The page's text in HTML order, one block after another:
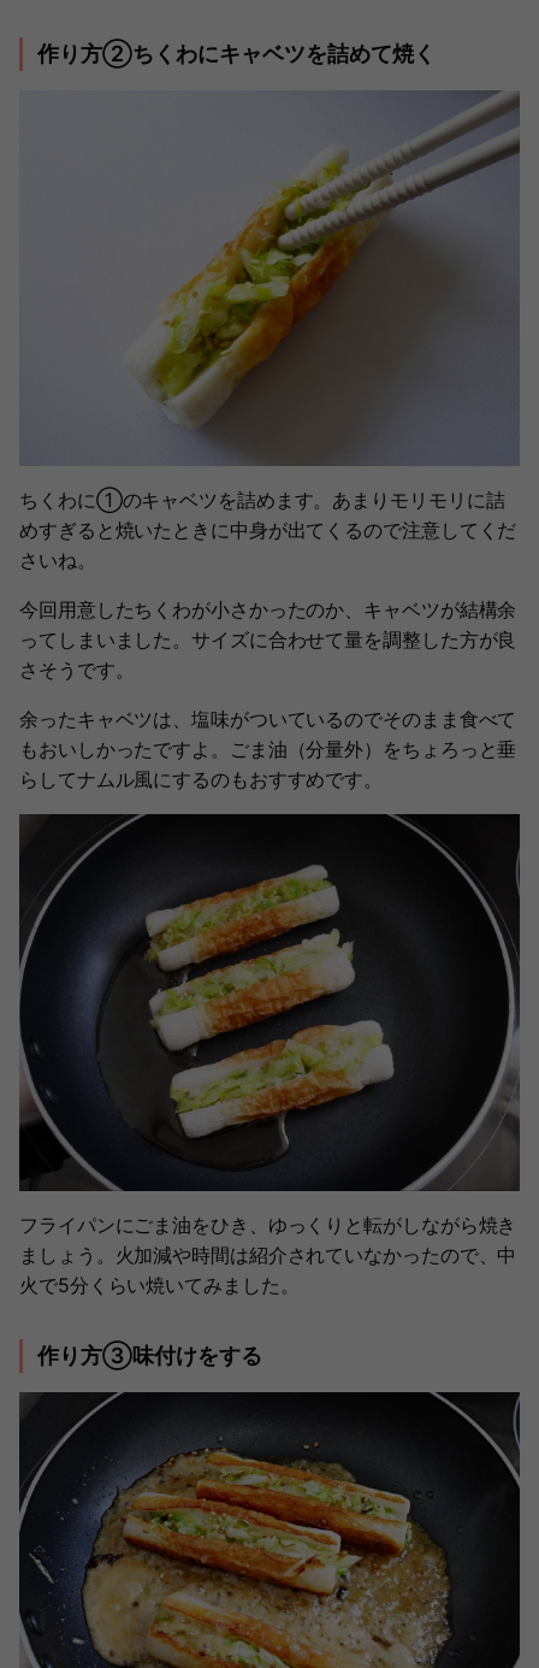
作り方②ちくわにキャベツを詰めて焼く
ちくわに①のキャベツを詰めます。あまりモリモリに詰
めすぎると焼いたときに中身が出てくるので注意してくだ
さいね。
今回用意したちくわが小さかったのか、キャベツが結構余
ってしまいました。サイズに合わせて量を調整した方が良
さそうです。
余ったキャベツは、塩味がついているのでそのまま食べて
もおいしかったですよ。ごま油（分量外）をちょろっと垂
らしてナムル風にするのもおすすめです。
フライパンにごま油をひき、ゆっくりと転がしながら焼き
ましょう。火加減や時間は紹介されていなかったので、中
火で5分くらい焼いてみました。
作り方③味付けをする